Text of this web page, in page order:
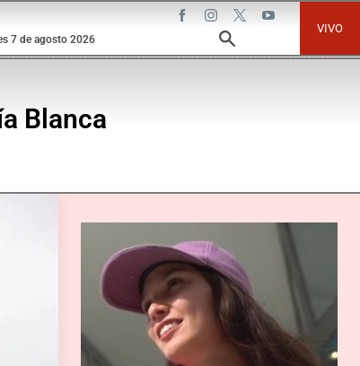
7 de agosto 2026
VIVO
Blanca